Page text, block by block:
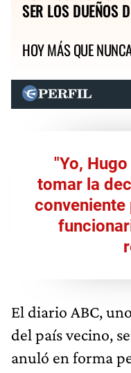
SER LOS DUEÑOS
HOY MÁS QUE
"Yo,
tomar la
conveniente
El diario ABC,
del país vecino,
anuló en forma